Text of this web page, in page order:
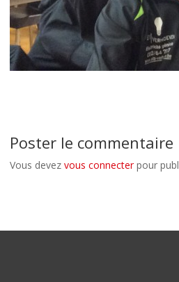
Poster le commentaire
Vous devezvous connecterpour